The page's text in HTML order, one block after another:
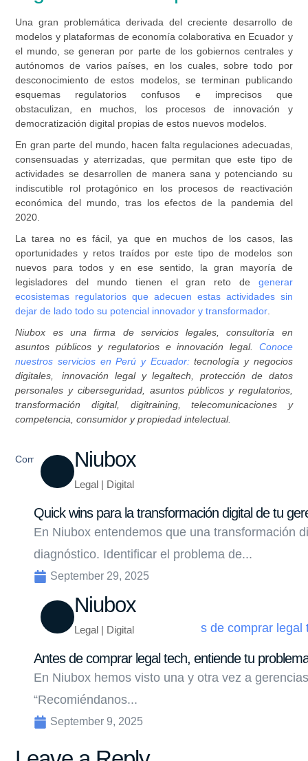
Una gran problemática derivada del creciente desarrollo de
modelos y plataformas de economía colaborativa en Ecuador y
el mundo, se generan por parte de los gobiernos centrales y
autónomos de varios países, en los cuales, sobre todo por
desconocimiento de estos modelos, se terminan publicando
esquemas regulatorios confusos e imprecisos que
obstaculizan, en muchos, los procesos de innovación y
democratización digital propias de estos nuevos modelos.
En gran parte del mundo, hacen falta regulaciones adecuadas,
consensuadas y aterrizadas, que permitan que este tipo de
actividades se desarrollen de manera sana y potenciando su
indiscutible rol protagónico en los procesos de reactivación
económica del mundo, tras los efectos de la pandemia del
2020.
La tarea no es fácil, ya que en muchos de los casos, las
oportunidades y retos traídos por este tipo de modelos son
nuevos para todos y en ese sentido, la gran mayoría de
legisladores del mundo tienen el gran reto de generar
ecosistemas regulatorios que adecuen estas actividades sin
dejar de lado todo su potencial innovador y transformador
Niubox es una firma de servicios legales, consultoría en
asuntos públicos y regulatorios e innovación legal. Conoce
nuestros servicios en Perú y Ecuador:tecnología y negocios
digitales, innovación legal y legaltech, protección de datos
personales y ciberseguridad, asuntos públicos y regulatorios,
transformación digital, digitraining, telecomunicaciones y
competencia, consumidor y propiedad intelectual.
Compartir Niubox
Legal | Digital
Quick wins para la transformación digital de tu
En Niubox entendemos que una transformación
diagnóstico. Identificar el problema de...
September 29, 2025
Niubox
Legal | Digital
Antes de comprar legal tech, entiende tu
En Niubox hemos visto una y otra vez a
“Recomiéndanos...
September 9, 2025